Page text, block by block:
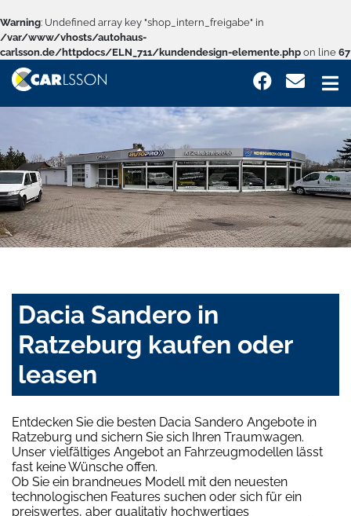
Warning: Undefined array key "shop_intern_freigabe" in
/var/www/vhosts/autohaus-
carlsson.de/httpdocs/ELN_711/kundendesign-elemente.php on line 67
Dacia Sandero in
Ratzeburg kaufen oder
leasen
Entdecken Sie die besten Dacia Sandero Angebote in
Ratzeburg und sichern Sie sich Ihren Traumwagen.
Unser vielfältiges Angebot an Fahrzeugmodellen lässt
fast keine Wünsche offen.
Ob Sie ein brandneues Modell mit den neuesten
technologischen Features suchen oder sich für ein
preiswertes, aber qualitativ hochwertiges